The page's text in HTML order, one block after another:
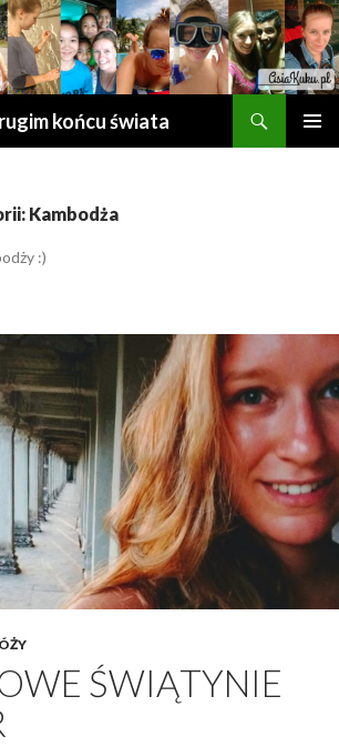
końcu świata
Kambodża
:)
ŚWIĄTYNIE